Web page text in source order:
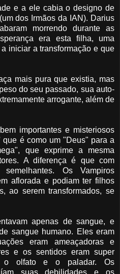
e a ele cabia o designo de
dos Irmãos da IAN). Darius
morrendo durante as
era esta filha, uma
iniciar a transformação e que
mais pura que existia, mas
do seu passado, sua auto-
arrogante, além de
importantes e misteriosos
é como um "Deus" para a
que exprime a mesma
A diferença é que com
Os Vampiros
aflorada e podiam ter filhos
ao serem transformados, se
apenas de sangue, e
sangue humano. Eles eram
eram ameaçadoras e
e os sentidos eram super
o olfato e o paladar. Os
suas debilidades e os